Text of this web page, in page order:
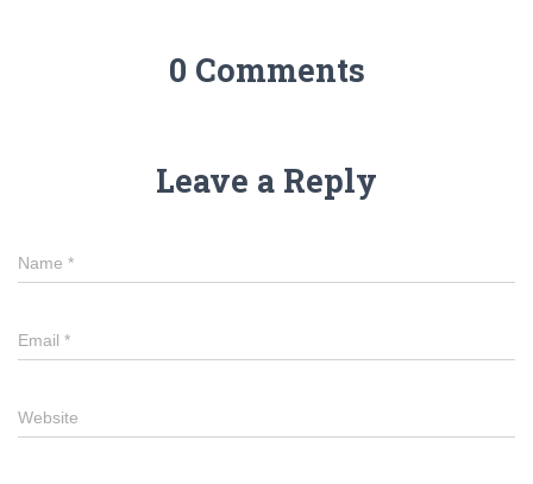
0 Comments
Leave a Reply
Name *
Email *
Website